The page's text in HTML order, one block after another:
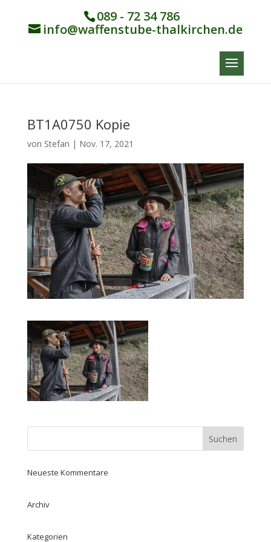
089 - 72 34 786
info@waffenstube-thalkirchen.de
BT1A0750 Kopie
von Stefan | Nov. 17, 2021
Neueste Kommentare
Archiv
Kategorien